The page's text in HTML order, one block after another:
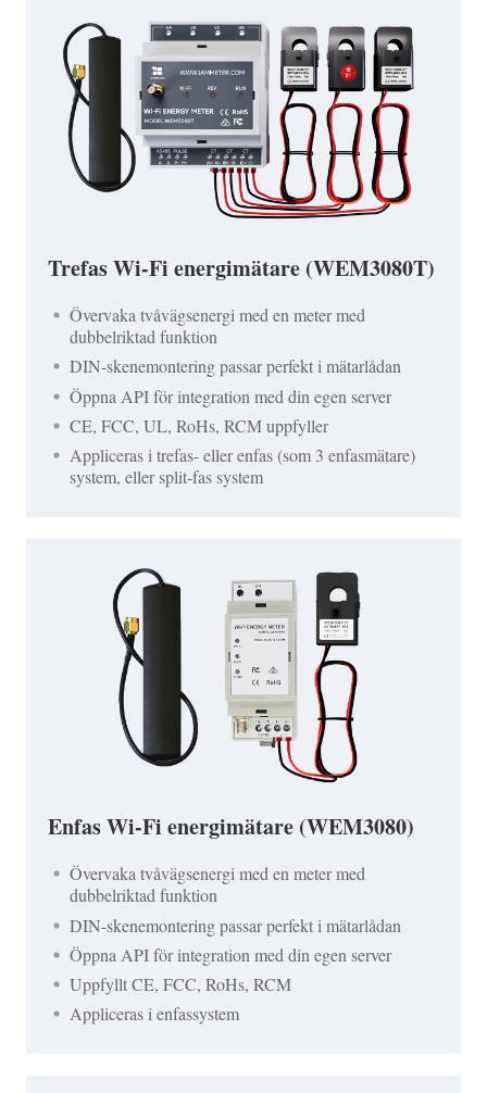
Trefas Wi-Fi energimätare (WEM3080T)
Övervaka tvåvägsenergi med en meter med
dubbelriktad funktion
DIN-skenemontering passar perfekt i mätarlådan
Öppna API för integration med din egen server
CE, FCC, UL, RoHs, RCM uppfyller
Appliceras i trefas- eller enfas (som 3 enfasmätare)
system, eller split-fas system
Enfas Wi-Fi energimätare (WEM3080)
Övervaka tvåvägsenergi med en meter med
dubbelriktad funktion
DIN-skenemontering passar perfekt i mätarlådan
Öppna API för integration med din egen server
Uppfyllt CE, FCC, RoHs, RCM
Appliceras i enfassystem